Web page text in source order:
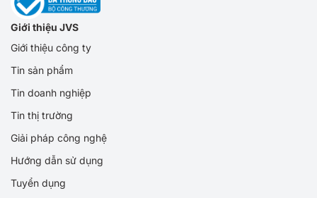
Giới thiệu JVS
Giới thiệu công ty
Tin sản phẩm
Tin doanh nghiệp
Tin thị trường
Giải pháp công nghệ
Hướng dẫn sử dụng
Tuyển dụng